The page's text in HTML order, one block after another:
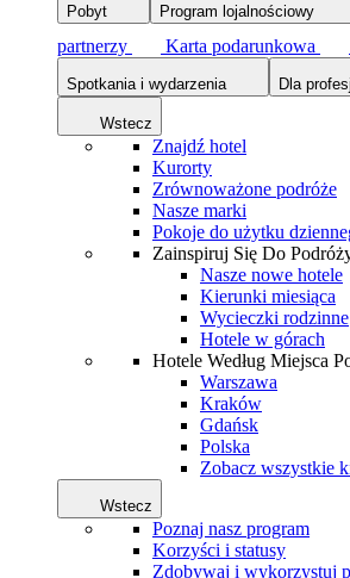
Pobyt Program lojalnościowy
partnerzy
Karta podarunkowa
Spotkania i wydarzenia Dla
Wstecz
Znajdź hotel
Kurorty
Zrównoważone podróże
Nasze marki
Pokoje do użytku
Zainspiruj Się Do
Nasze nowe hotele
Kierunki miesiąca
Wycieczki rodzinne
Hotele w górach
Hotele Według Miejsca
Warszawa
Kraków
Gdańsk
Polska
Zobacz wszystkie
Wstecz
Poznaj nasz program
Korzyści i statusy
Zdobywaj i wykorzystuj